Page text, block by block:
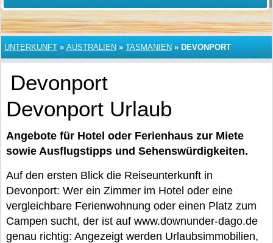
UNTERKUNFT » AUSTRALIEN » TASMANIEN » DEVONPORT
Devonport
Devonport Urlaub
Angebote für Hotel oder Ferienhaus zur Miete
sowie Ausflugstipps und Sehenswürdigkeiten.
Auf den ersten Blick die Reiseunterkunft in
Devonport: Wer ein Zimmer im Hotel oder eine
vergleichbare Ferienwohnung oder einen Platz zum
Campen sucht, der ist auf www.downunder-dago.de
genau richtig: Angezeigt werden Urlaubsimmobilien,